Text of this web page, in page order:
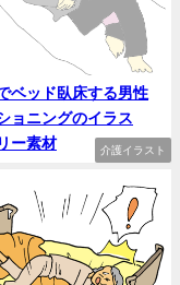
介護イラスト
ベッド臥床する男性
ョニングのイラス
ー素材